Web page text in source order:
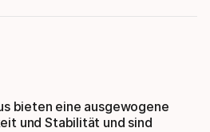
bieten eine ausgewogene
und Stabilität und sind